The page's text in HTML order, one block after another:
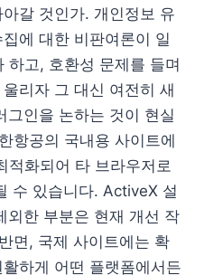
갈 것인가. 개인정보 유
에 대한 비판여론이 일
하고, 호환성 문제를 들며
리자 그 대신 여전히 새
그인을 논하는 것이 현실
항공의 국내용 사이트에
적화되어 타 브라우저로
수 있습니다. ActiveX 설
외한 부분은 현재 개선 작
면, 국제 사이트에는 확
하게 어떤 플랫폼에서든